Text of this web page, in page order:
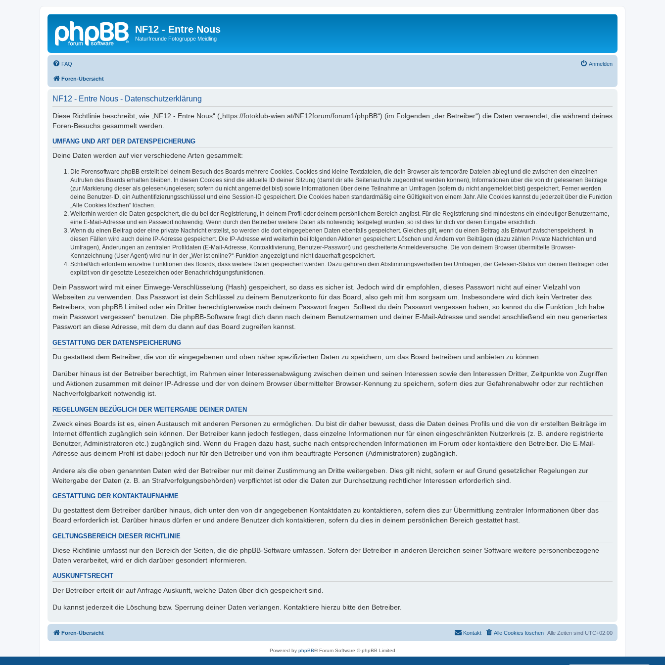
NF12 - Entre Nous
Naturfreunde Fotogruppe Meidling
FAQ Anmelden
Foren-Übersicht
NF12 - Entre Nous - Datenschutzerklärung
Diese Richtlinie beschreibt, wie „NF12 - Entre Nous“ („https://fotoklub-wien.at/NF12forum/forum1/phpBB“) (im Folgenden „der Betreiber“) die Daten verwendet, die während deines
Foren-Besuchs gesammelt werden.
UMFANG UND ART DER DATENSPEICHERUNG
Deine Daten werden auf vier verschiedene Arten gesammelt:
Die Forensoftware phpBB erstellt bei deinem Besuch des Boards mehrere Cookies. Cookies sind kleine Textdateien, die dein Browser als temporäre Dateien ablegt und die zwischen den einzelnen
Aufrufen des Boards erhalten bleiben. In diesen Cookies sind die aktuelle ID deiner Sitzung (damit dir alle Seitenaufrufe zugeordnet werden können), Informationen über die von dir gelesenen Beiträge
(zur Markierung dieser als gelesen/ungelesen; sofern du nicht angemeldet bist) sowie Informationen über deine Teilnahme an Umfragen (sofern du nicht angemeldet bist) gespeichert. Ferner werden
deine Benutzer-ID, ein Authentifizierungsschlüssel und eine Session-ID gespeichert. Die Cookies haben standardmäßig eine Gültigkeit von einem Jahr. Alle Cookies kannst du jederzeit über die Funktion
„Alle Cookies löschen“ löschen.
Weiterhin werden die Daten gespeichert, die du bei der Registrierung, in deinem Profil oder deinem persönlichem Bereich angibst. Für die Registrierung sind mindestens ein eindeutiger Benutzername,
eine E-Mail-Adresse und ein Passwort notwendig. Wenn durch den Betreiber weitere Daten als notwendig festgelegt wurden, so ist dies für dich vor deren Eingabe ersichtlich.
Wenn du einen Beitrag oder eine private Nachricht erstellst, so werden die dort eingegebenen Daten ebenfalls gespeichert. Gleiches gilt, wenn du einen Beitrag als Entwurf zwischenspeicherst. In
diesen Fällen wird auch deine IP-Adresse gespeichert. Die IP-Adresse wird weiterhin bei folgenden Aktionen gespeichert: Löschen und Ändern von Beiträgen (dazu zählen Private Nachrichten und
Umfragen), Änderungen an zentralen Profildaten (E-Mail-Adresse, Kontoaktivierung, Benutzer-Passwort) und gescheiterte Anmeldeversuche. Die von deinem Browser übermittelte Browser-
Kennzeichnung (User Agent) wird nur in der „Wer ist online?“-Funktion angezeigt und nicht dauerhaft gespeichert.
Schließlich erfordern einzelne Funktionen des Boards, dass weitere Daten gespeichert werden. Dazu gehören dein Abstimmungsverhalten bei Umfragen, der Gelesen-Status von deinen Beiträgen oder
explizit von dir gesetzte Lesezeichen oder Benachrichtigungsfunktionen.
Dein Passwort wird mit einer Einwege-Verschlüsselung (Hash) gespeichert, so dass es sicher ist. Jedoch wird dir empfohlen, dieses Passwort nicht auf einer Vielzahl von
Webseiten zu verwenden. Das Passwort ist dein Schlüssel zu deinem Benutzerkonto für das Board, also geh mit ihm sorgsam um. Insbesondere wird dich kein Vertreter des
Betreibers, von phpBB Limited oder ein Dritter berechtigterweise nach deinem Passwort fragen. Solltest du dein Passwort vergessen haben, so kannst du die Funktion „Ich habe
mein Passwort vergessen“ benutzen. Die phpBB-Software fragt dich dann nach deinem Benutzernamen und deiner E-Mail-Adresse und sendet anschließend ein neu generiertes
Passwort an diese Adresse, mit dem du dann auf das Board zugreifen kannst.
GESTATTUNG DER DATENSPEICHERUNG
Du gestattest dem Betreiber, die von dir eingegebenen und oben näher spezifizierten Daten zu speichern, um das Board betreiben und anbieten zu können.
Darüber hinaus ist der Betreiber berechtigt, im Rahmen einer Interessenabwägung zwischen deinen und seinen Interessen sowie den Interessen Dritter, Zeitpunkte von Zugriffen
und Aktionen zusammen mit deiner IP-Adresse und der von deinem Browser übermittelter Browser-Kennung zu speichern, sofern dies zur Gefahrenabwehr oder zur rechtlichen
Nachverfolgbarkeit notwendig ist.
REGELUNGEN BEZÜGLICH DER WEITERGABE DEINER DATEN
Zweck eines Boards ist es, einen Austausch mit anderen Personen zu ermöglichen. Du bist dir daher bewusst, dass die Daten deines Profils und die von dir erstellten Beiträge im
Internet öffentlich zugänglich sein können. Der Betreiber kann jedoch festlegen, dass einzelne Informationen nur für einen eingeschränkten Nutzerkreis (z. B. andere registrierte
Benutzer, Administratoren etc.) zugänglich sind. Wenn du Fragen dazu hast, suche nach entsprechenden Informationen im Forum oder kontaktiere den Betreiber. Die E-Mail-
Adresse aus deinem Profil ist dabei jedoch nur für den Betreiber und von ihm beauftragte Personen (Administratoren) zugänglich.
Andere als die oben genannten Daten wird der Betreiber nur mit deiner Zustimmung an Dritte weitergeben. Dies gilt nicht, sofern er auf Grund gesetzlicher Regelungen zur
Weitergabe der Daten (z. B. an Strafverfolgungsbehörden) verpflichtet ist oder die Daten zur Durchsetzung rechtlicher Interessen erforderlich sind.
GESTATTUNG DER KONTAKTAUFNAHME
Du gestattest dem Betreiber darüber hinaus, dich unter den von dir angegebenen Kontaktdaten zu kontaktieren, sofern dies zur Übermittlung zentraler Informationen über das
Board erforderlich ist. Darüber hinaus dürfen er und andere Benutzer dich kontaktieren, sofern du dies in deinem persönlichen Bereich gestattet hast.
GELTUNGSBEREICH DIESER RICHTLINIE
Diese Richtlinie umfasst nur den Bereich der Seiten, die die phpBB-Software umfassen. Sofern der Betreiber in anderen Bereichen seiner Software weitere personenbezogene
Daten verarbeitet, wird er dich darüber gesondert informieren.
AUSKUNFTSRECHT
Der Betreiber erteilt dir auf Anfrage Auskunft, welche Daten über dich gespeichert sind.
Du kannst jederzeit die Löschung bzw. Sperrung deiner Daten verlangen. Kontaktiere hierzu bitte den Betreiber.
Foren-Übersicht Alle Zeiten sind UTC+02:00
Alle Cookies löschen
Kontakt
Powered by phpBB® Forum Software © phpBB Limited